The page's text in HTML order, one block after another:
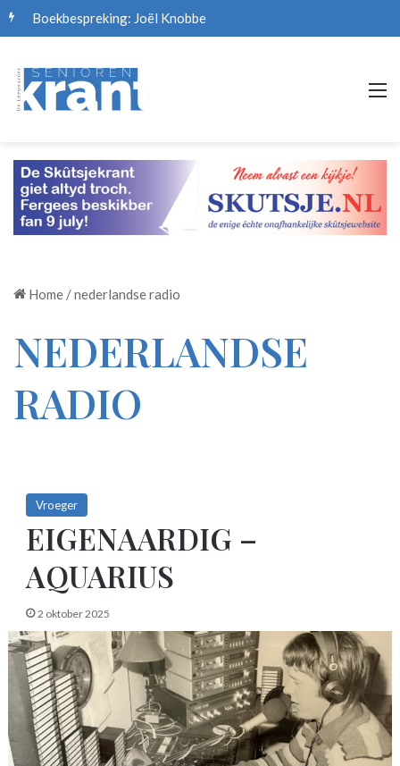
Boekbespreking: Joël Knobbe
Home /nederlandse radio
NEDERLANDSE
RADIO
Vroeger
EIGENAARDIG –
AQUARIUS
2 oktober 2025